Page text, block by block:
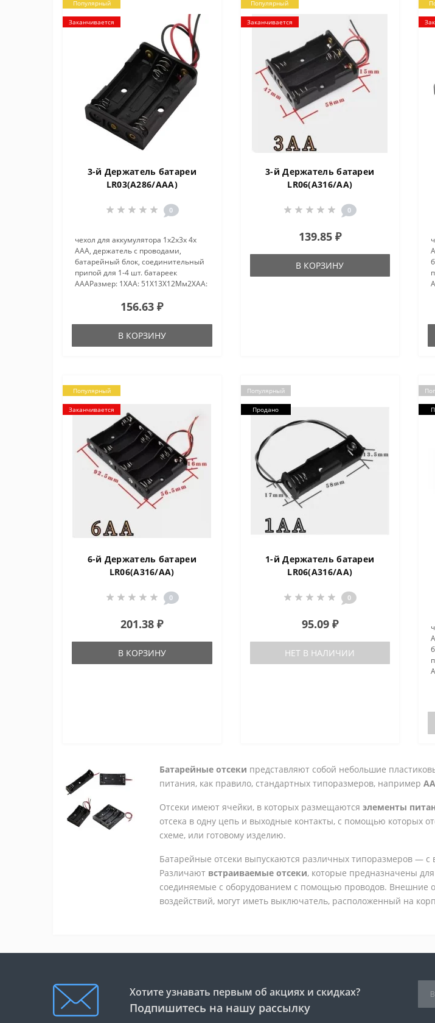
Популярный
Заканчивается
3-й Держатель батареи
LR03(А286/AAA)
0
чехол для аккумулятора 1x2x3x 4x
AAA, держатель с проводами,
батарейный блок, соединительный
припой для 1-4 шт. батареек
AAAРазмер: 1XAA: 51X13X12Мм2XAA:
51X35X12mm4XAA: 51X50X12mm
вставки/пружины Цве..
156.63 ₽
В КОРЗИНУ
Популярный
Заканчивается
3-й Держатель батареи
LR06(А316/AA)
0
139.85 ₽
В КОРЗИНУ
Популярный
Заканчивается
6-й Держатель батареи
LR06(А316/AA)
0
201.38 ₽
В КОРЗИНУ
Популярный
Продано
1-й Держатель батареи
LR06(А316/AA)
0
95.09 ₽
НЕТ В НАЛИЧИИ
Батарейные отсеки представляют собой небольшие
питания, как правило, стандартных типоразмеров, например
Отсеки имеют ячейки, в которых размещаются элементы
отсека в одну цепь и выходные контакты, с помощью которых
схеме, или готовому изделию.
Батарейные отсеки выпускаются различных типоразмеров — с
Различают встраиваемые отсеки, которые предназначены
соединяемые с оборудованием с помощью проводов. Внешние
воздействий, могут иметь выключатель, расположенный на
Хотите узнавать первым об акциях и скидках?
Подпишитесь на нашу рассылку